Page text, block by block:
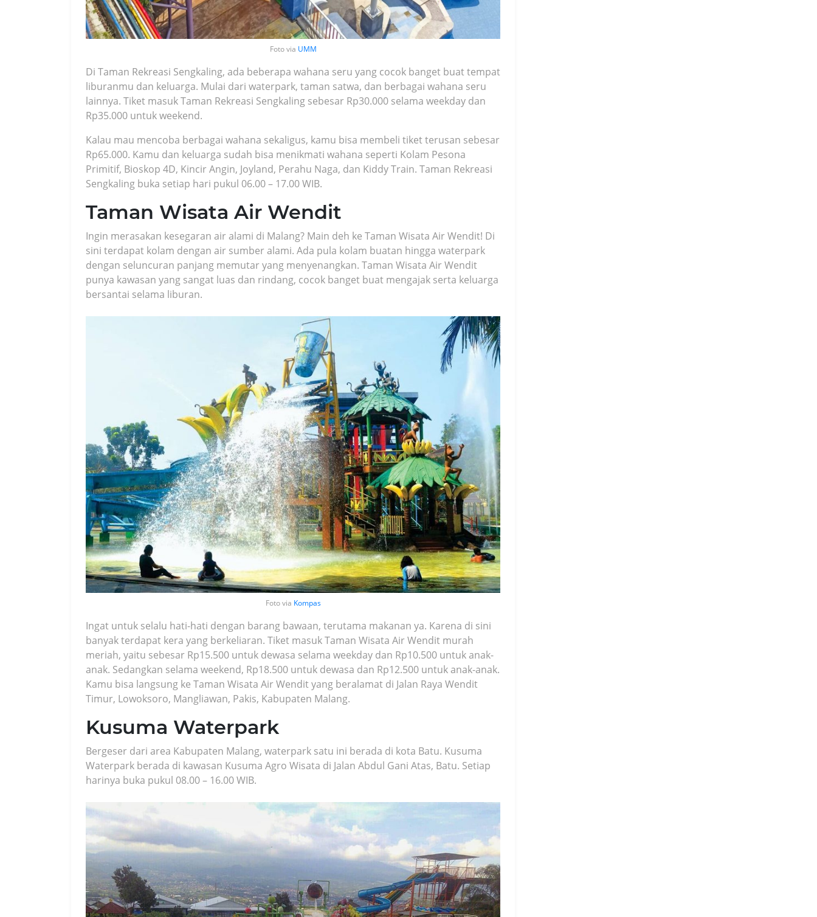
Foto via UMM
Di Taman Rekreasi Sengkaling, ada beberapa wahana seru yang cocok banget buat tempat
liburanmu dan keluarga. Mulai dari waterpark, taman satwa, dan berbagai wahana seru
lainnya. Tiket masuk Taman Rekreasi Sengkaling sebesar Rp30.000 selama weekday dan
Rp35.000 untuk weekend.
Kalau mau mencoba berbagai wahana sekaligus, kamu bisa membeli tiket terusan sebesar
Rp65.000. Kamu dan keluarga sudah bisa menikmati wahana seperti Kolam Pesona
Primitif, Bioskop 4D, Kincir Angin, Joyland, Perahu Naga, dan Kiddy Train. Taman Rekreasi
Sengkaling buka setiap hari pukul 06.00 – 17.00 WIB.
Taman Wisata Air Wendit
Ingin merasakan kesegaran air alami di Malang? Main deh ke Taman Wisata Air Wendit! Di
sini terdapat kolam dengan air sumber alami. Ada pula kolam buatan hingga waterpark
dengan seluncuran panjang memutar yang menyenangkan. Taman Wisata Air Wendit
punya kawasan yang sangat luas dan rindang, cocok banget buat mengajak serta keluarga
bersantai selama liburan.
Foto via Kompas
Ingat untuk selalu hati-hati dengan barang bawaan, terutama makanan ya. Karena di sini
banyak terdapat kera yang berkeliaran. Tiket masuk Taman Wisata Air Wendit murah
meriah, yaitu sebesar Rp15.500 untuk dewasa selama weekday dan Rp10.500 untuk anak-
anak. Sedangkan selama weekend, Rp18.500 untuk dewasa dan Rp12.500 untuk anak-anak.
Kamu bisa langsung ke Taman Wisata Air Wendit yang beralamat di Jalan Raya Wendit
Timur, Lowoksoro, Mangliawan, Pakis, Kabupaten Malang.
Kusuma Waterpark
Bergeser dari area Kabupaten Malang, waterpark satu ini berada di kota Batu. Kusuma
Waterpark berada di kawasan Kusuma Agro Wisata di Jalan Abdul Gani Atas, Batu. Setiap
harinya buka pukul 08.00 – 16.00 WIB.